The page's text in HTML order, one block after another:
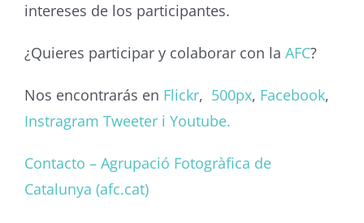
intereses de los participantes.
¿Quieres participar y colaborar con la AFC?
Nos encontrarás en Flickr, 500px, Facebook,
Instragram Tweeter i Youtube.
Contacto – Agrupació Fotogràfica de
Catalunya (afc.cat)